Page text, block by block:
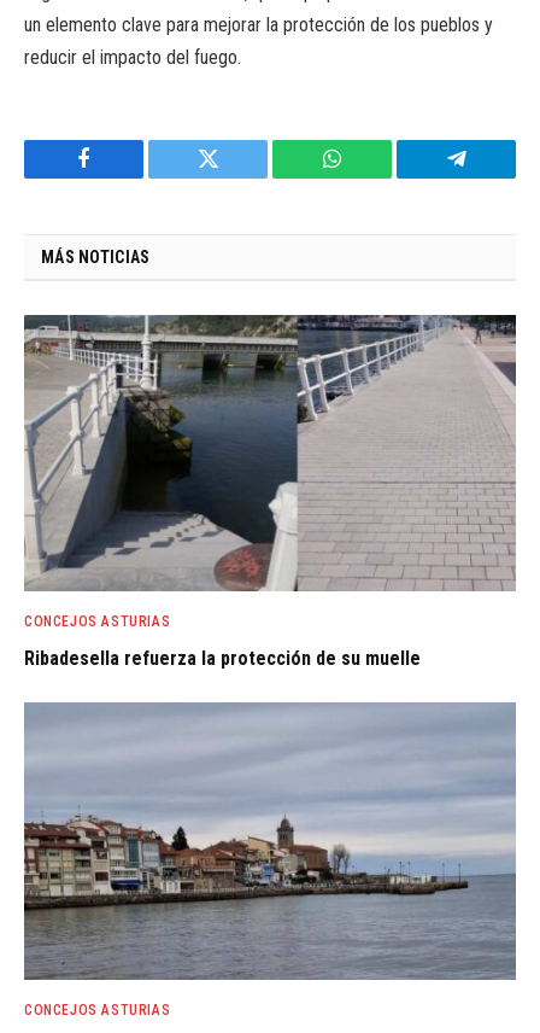
un elemento clave para mejorar la protección de los pueblos y
reducir el impacto del fuego.
Facebook Twitter WhatsApp Telegram
MÁS NOTICIAS
CONCEJOS ASTURIAS
Ribadesella refuerza la protección de su muelle
CONCEJOS ASTURIAS